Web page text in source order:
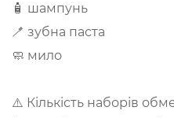
🧴 шампунь
🪥 зубна паста
🧼 мило
⚠️ Кількість наборів